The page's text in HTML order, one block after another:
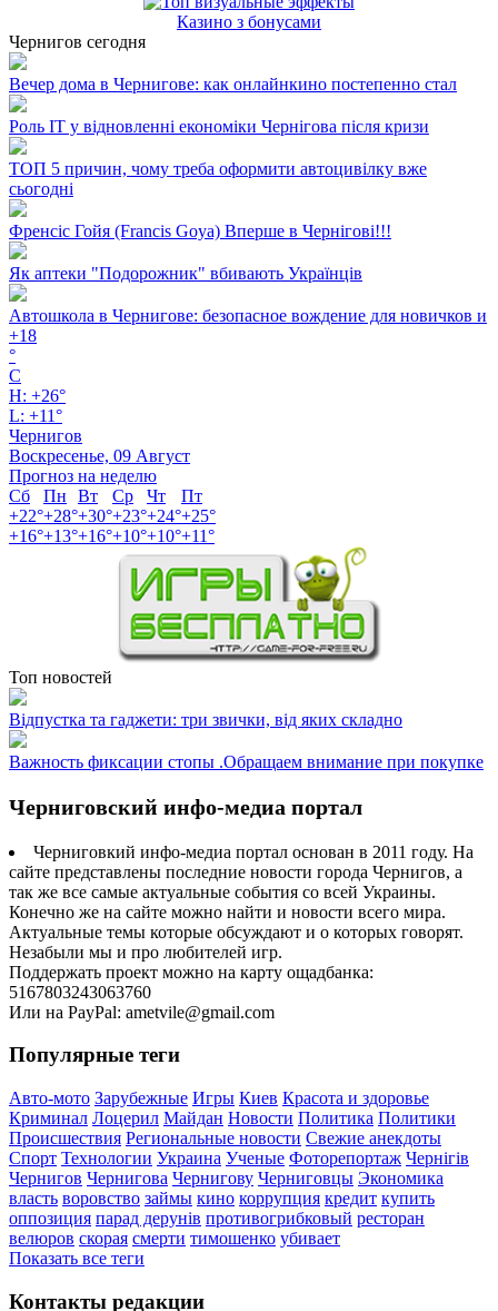
Казино з бонусами
Чернигов сегодня
Вечер дома в Чернигове: как онлайнкино постепенно стал
Роль ІТ у відновленні економіки Чернігова після кризи
ТОП 5 причин, чому треба оформити автоцивілку вже
сьогодні
Френсіс Гойя (Francis Goya) Вперше в Чернігові!!!
Як аптеки "Подорожник" вбивають Українців
Автошкола в Чернигове: безопасное вождение для новичков и
+18
°
C
H: +26°
L: +11°
Чернигов
Воскресенье, 09 Август
Прогноз на неделю
Сб
Пн Вт Ср Чт
Пт
+22°+28°+30°+23°+24°+25°
+16°+13°+16°+10°+10°+11°
Топ новостей
Відпустка та гаджети: три звички, від яких складно
Важность фиксации стопы .Обращаем внимание при покупке
Черниговский инфо-медиа портал
Черниговкий инфо-медиа портал основан в 2011 году. На
сайте представлены последние новости города Чернигов, а
так же все самые актуальные события со всей Украины.
Конечно же на сайте можно найти и новости всего мира.
Актуальные темы которые обсуждают и о которых говорят.
Незабыли мы и про любителей игр.
Поддержать проект можно на карту ощадбанка:
5167803243063760
Или на PayPal: ametvile@gmail.com
Популярные теги
Авто-мото Зарубежные Игры Киев Красота и здоровье
Криминал Лоцерил Майдан Новости Политика Политики
Происшествия Региональные новости Свежие анекдоты
Спорт Технологии Украина Ученые Фоторепортаж Чернігів
Чернигов Чернигова Чернигову Черниговцы Экономика
власть воровство займы кино коррупция кредит купить
оппозиция парад дерунів противогрибковый ресторан
велюров скорая смерти тимошенко убивает
Показать все теги
Контакты редакции